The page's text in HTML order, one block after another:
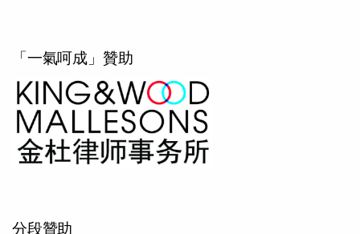
「一氣呵成」贊助
分段贊助